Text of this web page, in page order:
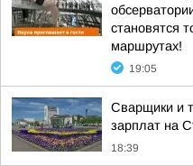
становятся
маршрутах!
19:05
Сварщики и
зарплат на
18:39